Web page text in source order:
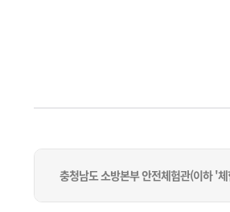
충청남도 소방본부 안전체험관(이하 '